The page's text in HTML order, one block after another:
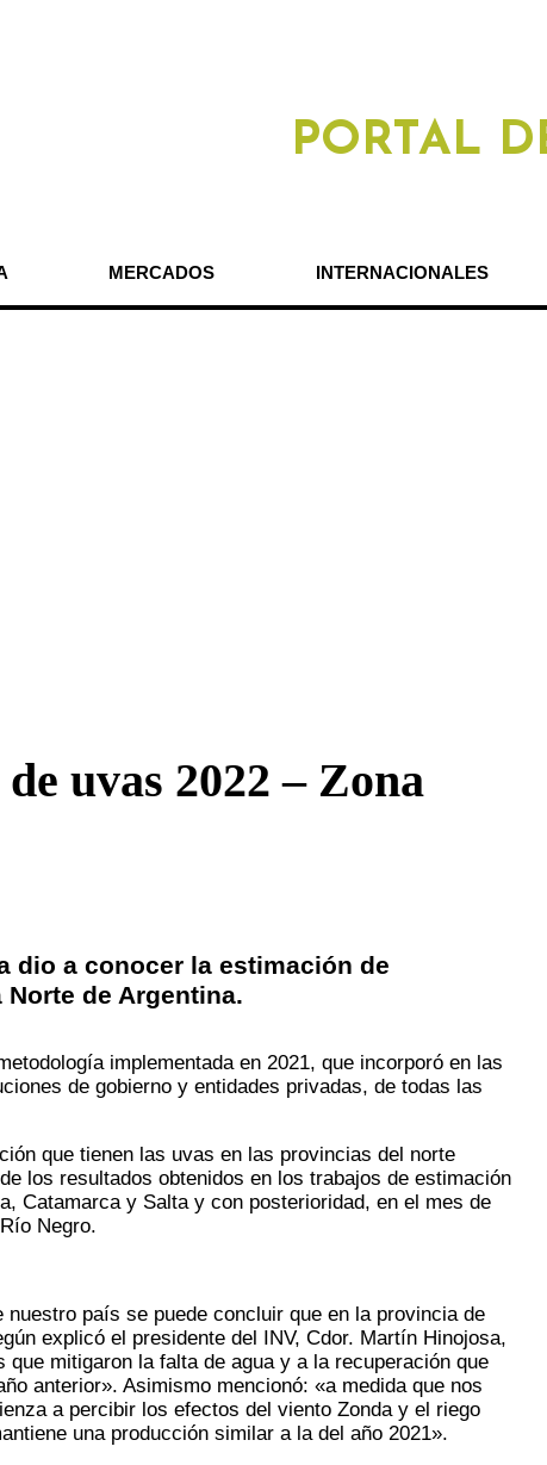
PORTAL
MERCADOS INTERNACIONALES
uvas 2022 – Zona
dio a conocer la estimación de
de Argentina.
implementada en 2021, que incorporó en las
de gobierno y entidades privadas, de todas las
que tienen las uvas en las provincias del norte
los resultados obtenidos en los trabajos de estimación
Catamarca y Salta y con posterioridad, en el mes de
Negro.
país se puede concluir que en la provincia de
explicó el presidente del INV, Cdor. Martín Hinojosa,
mitigaron la falta de agua y a la recuperación que
anterior». Asimismo mencionó: «a medida que nos
a percibir los efectos del viento Zonda y el riego
una producción similar a la del año 2021».